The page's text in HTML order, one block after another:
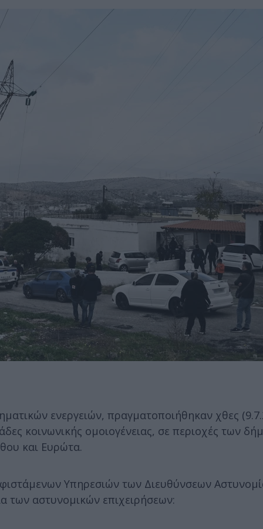
ενεργειών, πραγματοποιήθηκαν χθες
κοινωνικής ομοιογένειας, σε περιοχές των
και Ευρώτα.
Υπηρεσιών των Διευθύνσεων
των αστυνομικών επιχειρήσεων: